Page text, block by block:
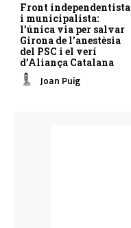
Front independentista
i municipalista:
l’única via per salvar
Girona de l’anestèsia
del PSC i el verí
d’Aliança Catalana
Joan Puig